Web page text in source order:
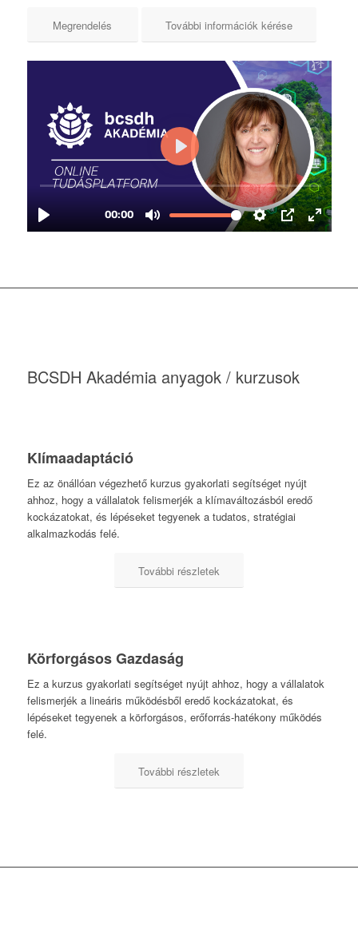
Megrendelés További információk kérése
BCSDH Akadémia anyagok / kurzusok
Klímaadaptáció
Ez az önállóan végezhető kurzus gyakorlati segítséget nyújt
ahhoz, hogy a vállalatok felismerjék a klímaváltozásból eredő
kockázatokat, és lépéseket tegyenek a tudatos, stratégiai
alkalmazkodás felé.
További részletek
Körforgásos Gazdaság
Ez a kurzus gyakorlati segítséget nyújt ahhoz, hogy a vállalatok
felismerjék a lineáris működésből eredő kockázatokat, és
lépéseket tegyenek a körforgásos, erőforrás-hatékony működés
felé.
További részletek